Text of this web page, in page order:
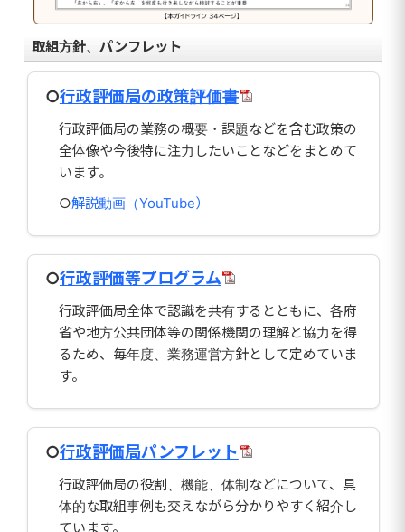
取組方針、パンフレット
○行政評価局の政策評価書
行政評価局の業務の概要・課題などを含む政策の
全体像や今後特に注力したいことなどをまとめて
います。
○解説動画（YouTube）
○行政評価等プログラム
行政評価局全体で認識を共有するとともに、各府
省や地方公共団体等の関係機関の理解と協力を得
るため、毎年度、業務運営方針として定めていま
す。
○行政評価局パンフレット
行政評価局の役割、機能、体制などについて、具
体的な取組事例も交えながら分かりやすく紹介し
ています。